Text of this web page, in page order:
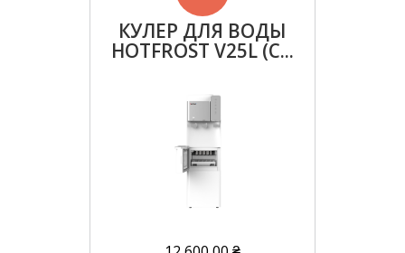
КУЛЕР ДЛЯ ВОДЫ
HOTFROST V25L (С...